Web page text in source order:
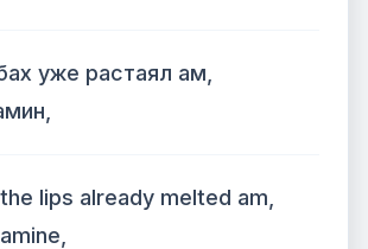
уже растаял ам,
lips already melted am,